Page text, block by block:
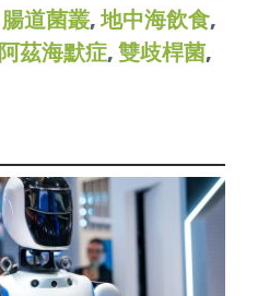
腸道菌叢,地中海飲食,
阿茲海默症, 雙歧桿菌,